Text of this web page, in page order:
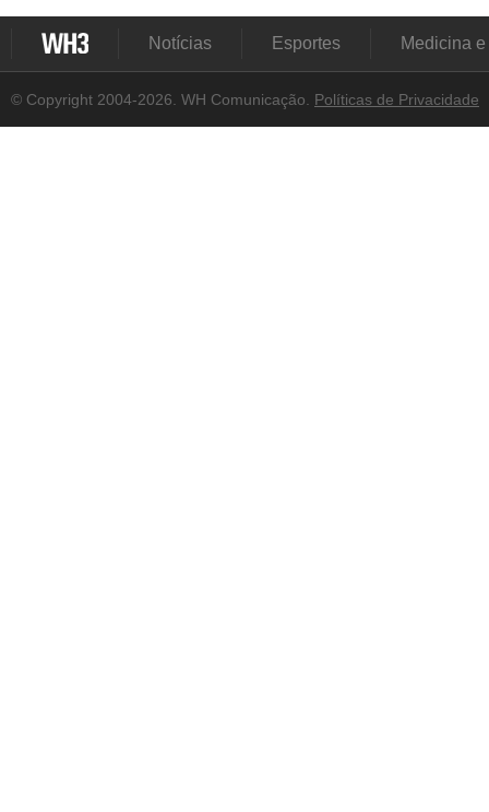
Notícias Esportes Medicina
© Copyright 2004-2026. WH Comunicação. Políticas de Privacidade